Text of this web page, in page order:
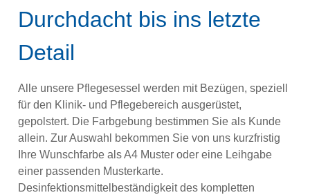
Durchdacht bis ins letzte
Detail
Alle unsere Pflegesessel werden mit Bezügen, speziell
für den Klinik- und Pflegebereich ausgerüstet,
gepolstert. Die Farbgebung bestimmen Sie als Kunde
allein. Zur Auswahl bekommen Sie von uns kurzfristig
Ihre Wunschfarbe als A4 Muster oder eine Leihgabe
einer passenden Musterkarte.
Desinfektionsmittelbeständigkeit des kompletten